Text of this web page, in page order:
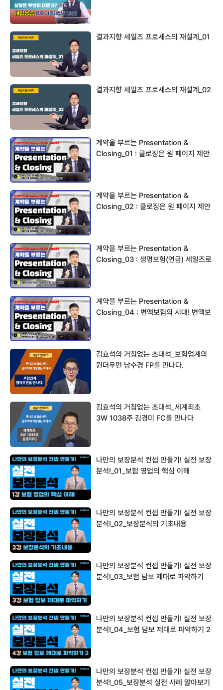
결과지향 세일즈 프로세스의 재설계_01
결과지향 세일즈 프로세스의 재설계_02
계약을 부르는 Presentation &
Closing_01 : 클로징은 원 페이지 제안
계약을 부르는 Presentation &
Closing_02 : 클로징은 원 페이지 제안
계약을 부르는 Presentation &
Closing_03 : 생명보험(연금) 세일즈로
계약을 부르는 Presentation &
Closing_04 : 변액보험의 시대! 변액보
김효석의 거침없는 초대석_보험업계의
원더우먼 남수경 FP를 만나다.
김효석의 거침없는 초대석_세계최초
3W 1038주 김경미 FC를 만나다
나만의 보장분석 컨셉 만들기! 실전 보장
분석!_01_보험 영업의 핵심 이해
나만의 보장분석 컨셉 만들기! 실전 보장
분석!_02_보장분석의 기초내용
나만의 보장분석 컨셉 만들기! 실전 보장
분석!_03_보험 담보 제대로 파악하기
나만의 보장분석 컨셉 만들기! 실전 보장
분석!_04_보험 담보 제대로 파악하기 2
나만의 보장분석 컨셉 만들기! 실전 보장
분석!_05_보장분석 실전 사례 알아보기